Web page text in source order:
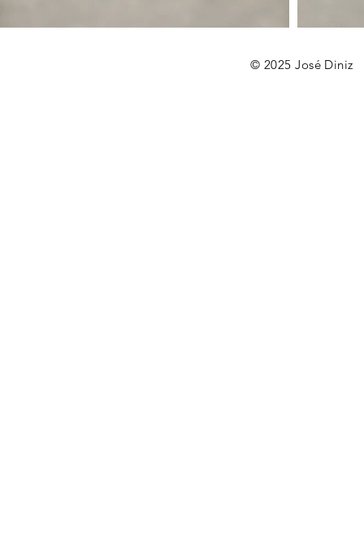
© 2025 José Diniz